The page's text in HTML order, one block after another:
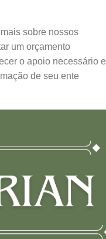
sobre nossos
um orçamento
o apoio necessário e
de seu ente